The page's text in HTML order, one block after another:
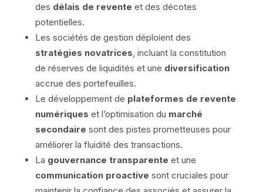
des délais de revente et des décotes
potentielles.
Les sociétés de gestion déploient des
stratégies novatrices , incluant la constitution
de réserves de liquidités et une diversification
accrue des portefeuilles.
Le développement de plateformes de revente
numériques et l’optimisation du marché
secondaire sont des pistes prometteuses pour
améliorer la fluidité des transactions.
La gouvernance transparente et une
communication proactive sont cruciales pour